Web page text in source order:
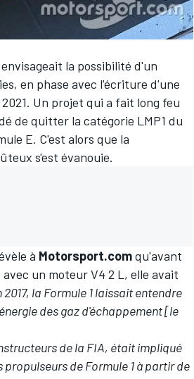
la possibilité d'un
en phase avec l'écriture d'une
Un projet qui a fait long feu
de quitter la catégorie LMP1 du
E. C'est alors que la
s'est évanouie.
à Motorsport.comqu'avant
un moteur V4 2 L, elle avait
2017, la Formule 1 laissait entendre
des gaz d'échappement [le
de la FIA, était impliqué
de Formule 1 à partir de